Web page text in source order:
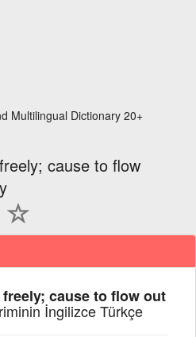
Multilingual Dictionary 20+
cause to flow
cause to flow out
İngilizce Türkçe